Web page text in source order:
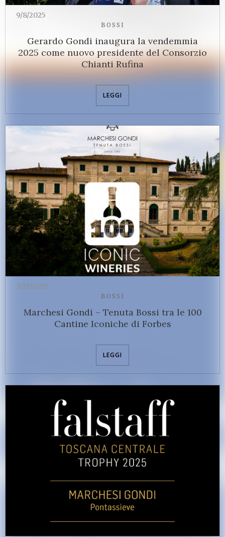
9/8/2025
BOSSI
Gerardo Gondi inaugura la vendemmia
2025 come nuovo presidente del Consorzio
Chianti Rufina
LEGGI
3/21/2025
BOSSI
Marchesi Gondi – Tenuta Bossi tra le 100
Cantine Iconiche di Forbes
LEGGI